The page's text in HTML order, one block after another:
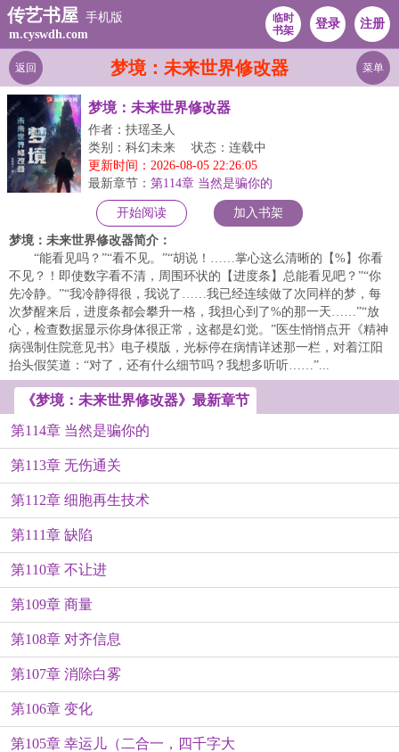
传艺书屋 手机版
m.cyswdh.com
临时
书架
登录 注册
梦境：未来世界修改器
返回 菜单
梦境：未来世界修改器
作者：扶瑶圣人
类别：科幻未来
状态：连载中
更新时间：2026-08-05 22:26:05
最新章节： 第114章 当然是骗你的
开始阅读 加入书架
梦境：未来世界修改器简介：
“能看见吗？”“看不见。”“胡说！……掌心这么清晰的【%】你看
不见？！即使数字看不清，周围环状的【进度条】总能看见吧？”“你
先冷静。”“我冷静得很，我说了……我已经连续做了次同样的梦，每
次梦醒来后，进度条都会攀升一格，我担心到了%的那一天……”“放
心，检查数据显示你身体很正常，这都是幻觉。”医生悄悄点开《精神
病强制住院意见书》电子模版，光标停在病情详述那一栏，对着江阳
抬头假笑道：“对了，还有什么细节吗？我想多听听……”...
《梦境：未来世界修改器》最新章节
第114章 当然是骗你的
第113章 无伤通关
第112章 细胞再生技术
第111章 缺陷
第110章 不让进
第109章 商量
第108章 对齐信息
第107章 消除白雾
第106章 变化
第105章 幸运儿（二合一，四千字大